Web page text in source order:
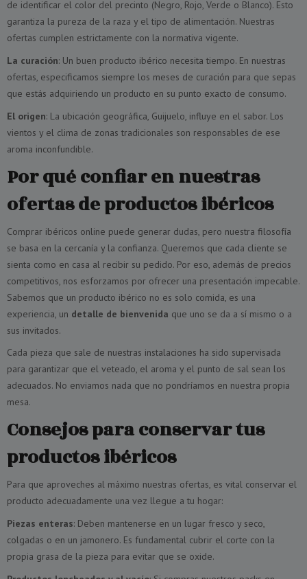
de identificar el color del precinto (Negro, Rojo, Verde o Blanco). Esto
garantiza la pureza de la raza y el tipo de alimentación. Nuestras
ofertas cumplen estrictamente con la normativa vigente.
La curación: Un buen producto ibérico necesita tiempo. En nuestras
ofertas, especificamos siempre los meses de curación para que sepas
que estás adquiriendo un producto en su punto exacto de consumo.
El origen: La ubicación geográfica, Guijuelo, influye en el sabor. Los
vientos y el clima de zonas tradicionales son responsables de ese
aroma inconfundible.
Por qué confiar en nuestras
ofertas de productos ibéricos
Comprar ibéricos online puede generar dudas, pero nuestra filosofía
se basa en la cercanía y la confianza. Queremos que cada cliente se
sienta como en casa al recibir su pedido. Por eso, además de precios
competitivos, nos esforzamos por ofrecer una presentación impecable.
Sabemos que un producto ibérico no es solo comida, es una
experiencia, un detalle de bienvenida que uno se da a sí mismo o a
sus invitados.
Cada pieza que sale de nuestras instalaciones ha sido supervisada
para garantizar que el veteado, el aroma y el punto de sal sean los
adecuados. No enviamos nada que no pondríamos en nuestra propia
mesa.
Consejos para conservar tus
productos ibéricos
Para que aproveches al máximo nuestras ofertas, es vital conservar el
producto adecuadamente una vez llegue a tu hogar:
Piezas enteras: Deben mantenerse en un lugar fresco y seco,
colgadas o en un jamonero. Es fundamental cubrir el corte con la
propia grasa de la pieza para evitar que se oxide.